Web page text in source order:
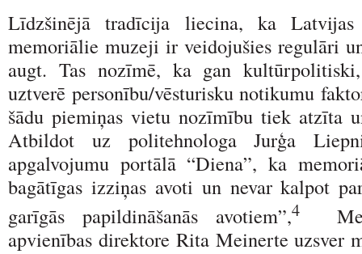
Līdzšinējā tradīcija liecina, ka Latvijas
memoriālie muzeji ir veidojušies regulāri
augt. Tas nozīmē, ka gan
uztverē personību/vēsturisku notikumu
šādu piemiņas vietu nozīmību tiek atzīta
Atbildot uz politehnologa Jurģa
apgalvojumu portālā “Diena”, ka
bagātīgas izziņas avoti un nevar kalpot
garīgās papildināšanās avotiem”,4
apvienības direktore Rita Meinerte uzsver